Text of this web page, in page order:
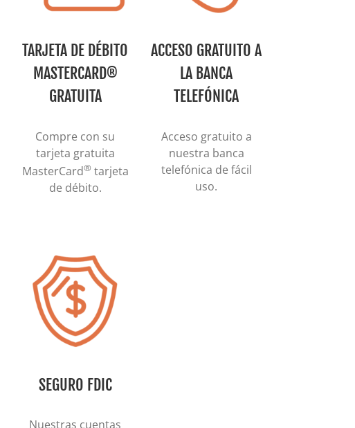
TARJETA DE DÉBITO
MASTERCARD®
GRATUITA
Compre con su
tarjeta gratuita
MasterCard® tarjeta
de débito.
ACCESO GRATUITO A
LA BANCA
TELEFÓNICA
Acceso gratuito a
nuestra banca
telefónica de fácil
uso.
SEGURO FDIC
Nuestras cuentas